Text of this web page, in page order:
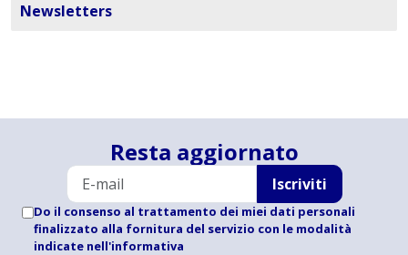
Newsletters
Resta aggiornato
Iscriviti
Do il consenso al trattamento dei miei dati personali
finalizzato alla fornitura del servizio con le modalità
indicate nell'informativa